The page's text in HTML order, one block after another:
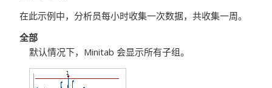
在此示例中，分析员每小时收集一次数据，共收集一周。
全部
默认情况下，Minitab 会显示所有子组。